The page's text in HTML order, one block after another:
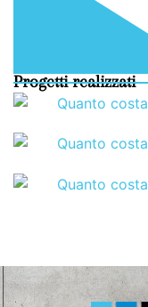
Progetti realizzati